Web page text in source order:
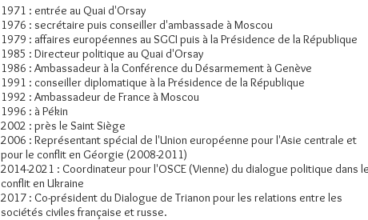
1971 : entrée au Quai d'Orsay
1976 : secrétaire puis conseiller d'ambassade à Moscou
1979 : affaires européennes au SGCI puis à la Présidence de la République
1985 : Directeur politique au Quai d'Orsay
1986 : Ambassadeur à la Conférence du Désarmement à Genève
1991 : conseiller diplomatique à la Présidence de la République
1992 : Ambassadeur de France à Moscou
1996 : à Pékin
2002 : près le Saint Siège
2006 : Représentant spécial de l'Union européenne pour l'Asie centrale et
pour le conflit en Géorgie (2008-2011)
2014-2021 : Coordinateur pour l'OSCE (Vienne) du dialogue politique dans
conflit en Ukraine
2017 : Co-président du Dialogue de Trianon pour les relations entre les
sociétés civiles française et russe.